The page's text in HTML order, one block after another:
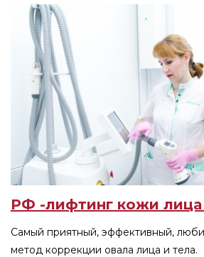
РФ -лифтинг кожи лица
Самый приятный, эффективный,
метод коррекции овала лица и тела.